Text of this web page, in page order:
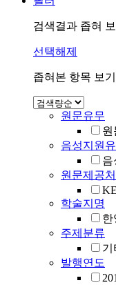
검색결과 좁혀 보
선택해제
좁혀본 항목 보
원문유무
원
음성지원
음
원문제공처
학술지명
한
주제분류
기
발행연도